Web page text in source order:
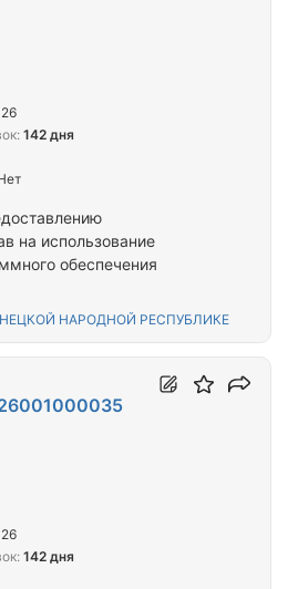
на использование
обеспечения
НАРОДНОЙ РЕСПУБЛИКЕ
142 дня
142 дня